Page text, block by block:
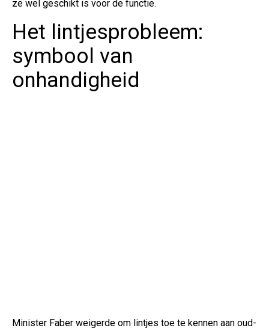
ze wel geschikt is voor de functie.
Het lintjesprobleem:
symbool van
onhandigheid
Minister Faber weigerde om lintjes toe te kennen aan oud-